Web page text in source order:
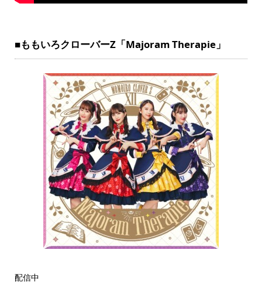
■ももいろクローバーZ「Majoram Therapie」
配信中